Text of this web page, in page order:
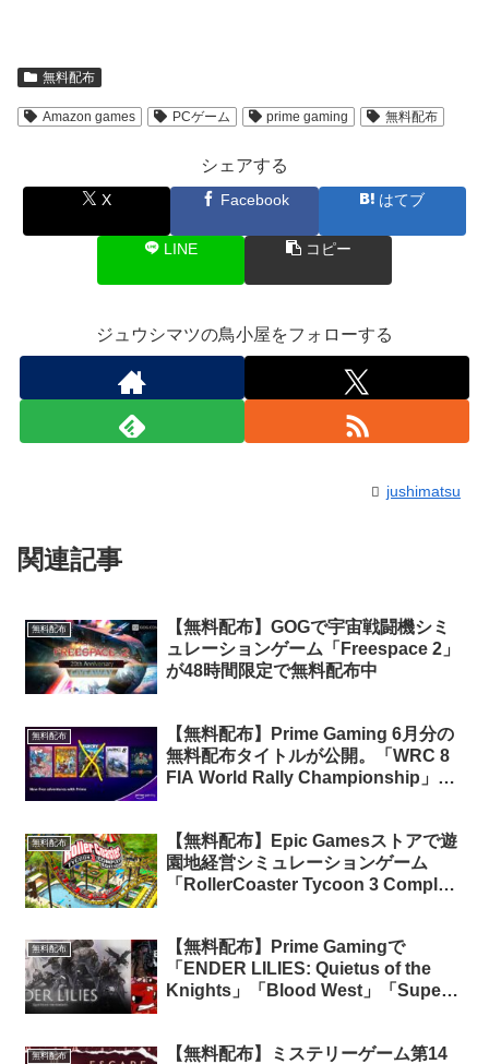
無料配布
Amazon games PCゲーム prime gaming 無料配布
シェアする
X Facebook はてブ
LINE コピー
ジュウシマツの鳥小屋をフォローする
jushimatsu
関連記事
無料配布
【無料配布】GOGで宇宙戦闘機シミ
ュレーションゲーム「Freespace 2」
が48時間限定で無料配布中
無料配布
【無料配布】Prime Gaming 6月分の
無料配布タイトルが公開。「WRC 8
FIA World Rally Championship」な
無料配布
【無料配布】Epic Gamesストアで遊
園地経営シミュレーションゲーム
「RollerCoaster Tycoon 3 Complete
無料配布
【無料配布】Prime Gamingで
「ENDER LILIES: Quietus of the
Knights」「Blood West」「Super
無料配布
【無料配布】ミステリーゲーム第14